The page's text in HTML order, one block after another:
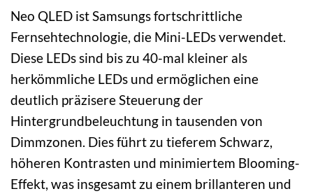
Neo QLED ist Samsungs fortschrittliche
Fernsehtechnologie, die Mini-LEDs verwendet.
Diese LEDs sind bis zu 40-mal kleiner als
herkömmliche LEDs und ermöglichen eine
deutlich präzisere Steuerung der
Hintergrundbeleuchtung in tausenden von
Dimmzonen. Dies führt zu tieferem Schwarz,
höheren Kontrasten und minimiertem Blooming-
Effekt, was insgesamt zu einem brillanteren und